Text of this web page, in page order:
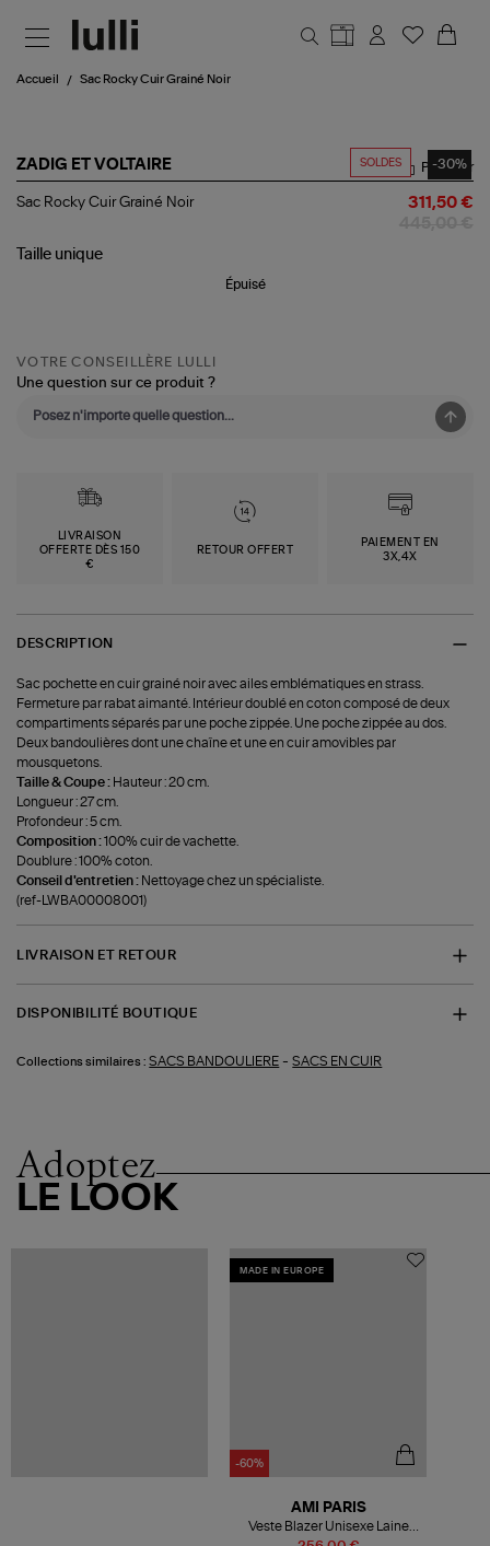
Accueil Sac Rocky Cuir Grainé Noir
SOLDES -30%
ZADIG ET VOLTAIRE
Sac
Grainé
Partager
Sac Rocky Cuir Grainé Noir 311,50 €
Taille unique
Épuisé
VOTRE CONSEILLÈRE LULLI
Une question sur ce produit ?
LIVRAISON
OFFERTE DÈS 150
€
RETOUR OFFERT
PAIEMENT EN
3X,4X
DESCRIPTION
Sac pochette en cuir grainé noir avec ailes emblématiques en strass.
Fermeture par rabat aimanté. Intérieur doublé en coton composé de deux
compartiments séparés par une poche zippée. Une poche zippée au dos.
Deux bandoulières dont une chaîne et une en cuir amovibles par
mousquetons.
Taille & Coupe : Hauteur : 20 cm.
Longueur : 27 cm.
Profondeur : 5 cm.
Composition :100% cuir de vachette.
Doublure : 100% coton.
Conseil d'entretien : Nettoyage chez un spécialiste.
(ref-LWBA00008001)
LIVRAISON ET RETOUR
DISPONIBILITÉ BOUTIQUE
Collections similaires : SACS BANDOULIERE -SACS EN CUIR
Adoptez
LE LOOK
MADE IN EUROPE
-60%
AMI PARIS
Veste Blazer Unisexe Laine
Vierge Fuchsia